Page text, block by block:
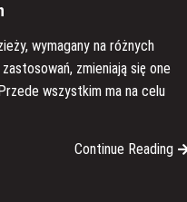
wymagany na różnych
zmieniają się one
wszystkim ma na celu
Continue Reading